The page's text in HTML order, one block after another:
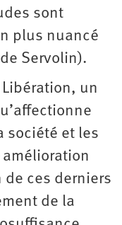
sont
plus nuancé
Servolin).
un
société et les
ces derniers
de la